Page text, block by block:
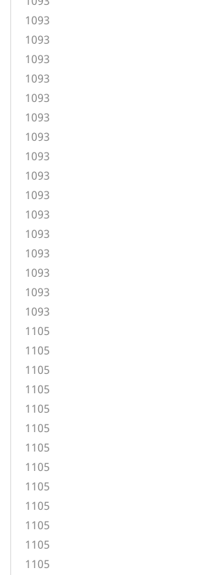
1093
1093
1093
1093
1093
1093
1093
1093
1093
1093
1093
1093
1093
1093
1093
1093
1105
1105
1105
1105
1105
1105
1105
1105
1105
1105
1105
1105
1105